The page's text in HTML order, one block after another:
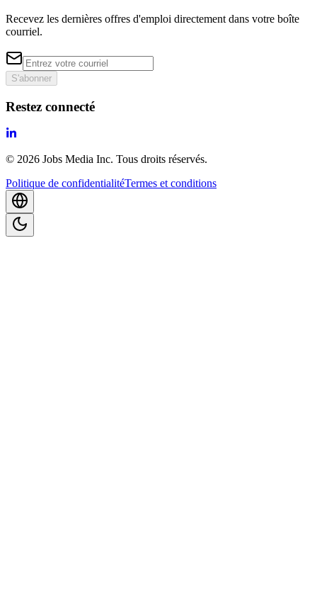
Recevez les dernières offres d'emploi directement dans votre boîte
courriel.
S'abonner
Restez connecté
© 2026 Jobs Media Inc. Tous droits réservés.
Politique de confidentialitéTermes et conditions